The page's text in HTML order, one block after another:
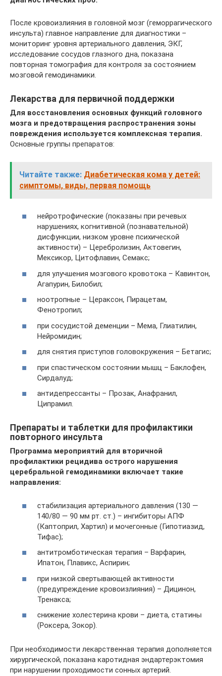
После кровоизлияния в головной мозг (геморрагического
инсульта) главное направление для диагностики –
мониторинг уровня артериального давления, ЭКГ,
исследование сосудов глазного дна, показана
повторная томография для контроля за состоянием
мозговой гемодинамики.
Лекарства для первичной поддержки
Для восстановления основных функций головного
мозга и предотвращения распространения зоны
повреждения используется комплексная терапия.
Основные группы препаратов:
Читайте также: Диабетическая кома у детей:
симптомы, виды, первая помощь
нейротрофические (показаны при речевых
нарушениях, когнитивной (познавательной)
дисфункции, низком уровне психической
активности) – Церебролизин, Актовегин,
Мексикор, Цитофлавин, Семакс;
для улучшения мозгового кровотока – Кавинтон,
Агапурин, Билобил;
ноотропные – Цераксон, Пирацетам,
Фенотропил;
при сосудистой деменции – Мема, Глиатилин,
Нейромидин;
для снятия приступов головокружения – Бетагис;
при спастическом состоянии мышц – Баклофен,
Сирдалуд;
антидепрессанты – Прозак, Анафранил,
Ципрамил.
Препараты и таблетки для профилактики
повторного инсульта
Программа мероприятий для вторичной
профилактики рецидива острого нарушения
церебральной гемодинамики включает такие
направления:
стабилизация артериального давления (130 —
140/80 — 90 мм рт. ст.) – ингибиторы АПФ
(Каптоприл, Хартил) и мочегонные (Гипотиазид,
Тифас);
антитромботическая терапия – Варфарин,
Ипатон, Плавикс, Аспирин;
при низкой свертывающей активности
(предупреждение кровоизлияния) – Дицинон,
Тренакса;
снижение холестерина крови – диета, статины
(Роксера, Зокор).
При необходимости лекарственная терапия дополняется
хирургической, показана каротидная эндартерэктомия
при нарушении проходимости сонных артерий.